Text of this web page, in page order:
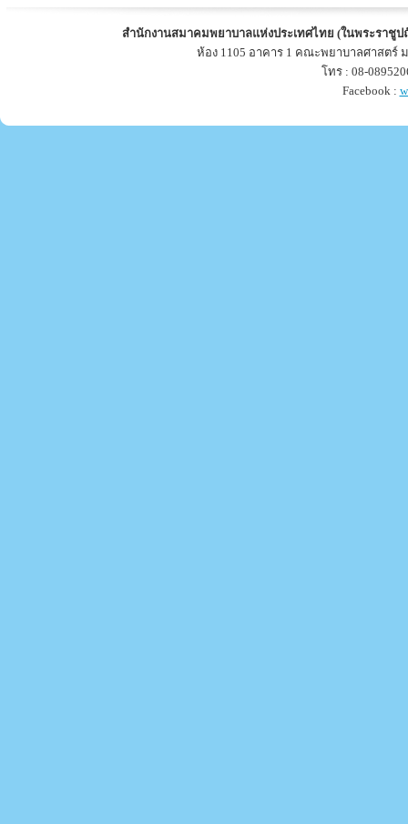
สำนักงานสมาคมพยาบาลแห่งประเทศไทย (ในพระรา
ห้อง 1105 อาคาร 1 คณะพยาบาลศาสตร์
โทร : 08-
Facebook :